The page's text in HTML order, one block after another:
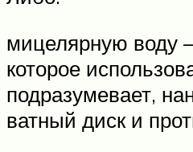
мицелярную воду
которое
подразумевает,
ватный диск и